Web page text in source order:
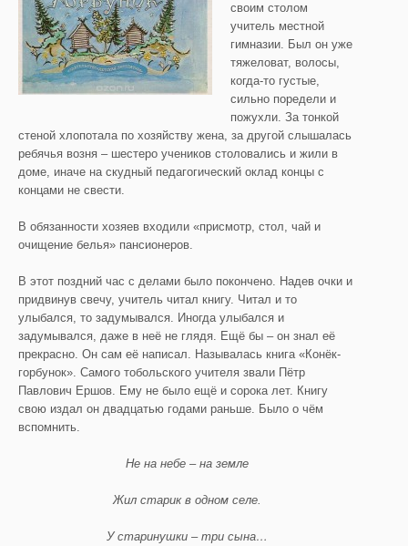
своим столом
учитель местной
гимназии. Был он уже
тяжеловат, волосы,
когда-то густые,
сильно поредели и
пожухли. За тонкой
стеной хлопотала по хозяйству жена, за другой слышалась
ребячья возня – шестеро учеников столовались и жили в
доме, иначе на скудный педагогический оклад концы с
концами не свести.
В обязанности хозяев входили «присмотр, стол, чай и
очищение белья» пансионеров.
В этот поздний час с делами было покончено. Надев очки и
придвинув свечу, учитель читал книгу. Читал и то
улыбался, то задумывался. Иногда улыбался и
задумывался, даже в неё не глядя. Ещё бы – он знал её
прекрасно. Он сам её написал. Называлась книга «Конёк-
горбунок». Самого тобольского учителя звали Пётр
Павлович Ершов. Ему не было ещё и сорока лет. Книгу
свою издал он двадцатью годами раньше. Было о чём
вспомнить.
Не на небе – на земле
Жил старик в одном селе.
У старинушки – три сына…